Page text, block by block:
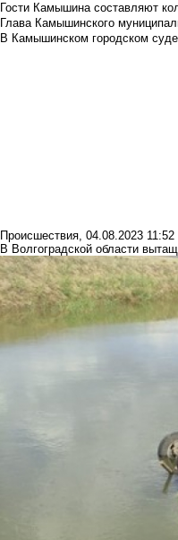
Гости Камышина составляют
Глава Камышинского
В Камышинском городском
Происшествия, 04.08.2023 11:52
В Волгоградской области